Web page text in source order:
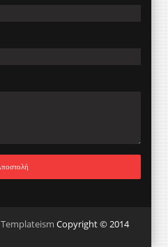
Templateism Copyright © 2014